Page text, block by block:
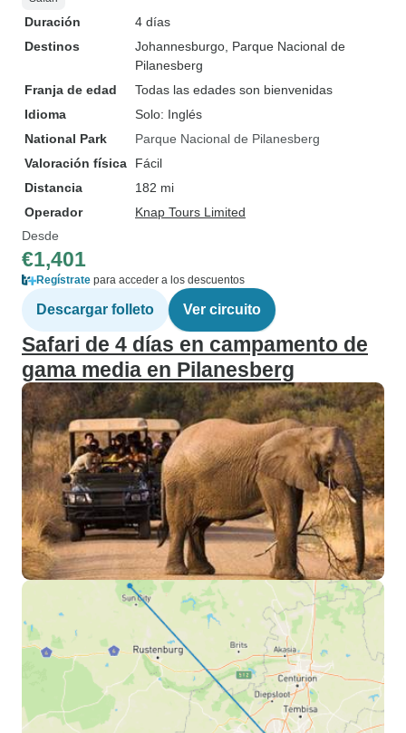
Duración
4 días
Destinos
Johannesburgo , Parque Nacional de
Pilanesberg
Franja de edad
Todas las edades son bienvenidas
Idioma
Solo: Inglés
National Park
Parque Nacional de Pilanesberg
Valoración física
Fácil
Distancia
182 mi
Operador
Knap Tours Limited
Desde
€1,401
Regístrate para acceder a los descuentos
Descargar folleto Ver circuito
Safari de 4 días en campamento de
gama media en Pilanesberg